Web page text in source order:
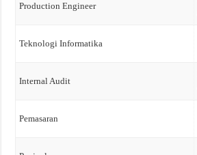
Production Engineer
Teknologi Informatika
Internal Audit
Pemasaran